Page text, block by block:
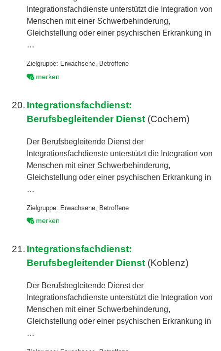
Integrationsfachdienste unterstützt die Integration von
Menschen mit einer Schwerbehinderung,
Gleichstellung oder einer psychischen Erkrankung in
…
Zielgruppe: Erwachsene
Betroffene
merken
20. Integrationsfachdienst:
Berufsbegleitender Dienst (Cochem)
Der Berufsbegleitende Dienst der
Integrationsfachdienste unterstützt die Integration von
Menschen mit einer Schwerbehinderung,
Gleichstellung oder einer psychischen Erkrankung in
…
Zielgruppe: Erwachsene Betroffene
merken
21. Integrationsfachdienst:
Berufsbegleitender Dienst (Koblenz)
Der Berufsbegleitende Dienst der
Integrationsfachdienste unterstützt die Integration von
Menschen mit einer Schwerbehinderung,
Gleichstellung oder einer psychischen Erkrankung in
…